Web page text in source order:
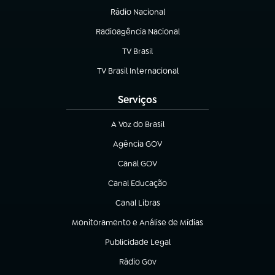
Rádio Nacional
Radioagência Nacional
(abre em nova aba)
TV Brasil
(abre em nova aba)
TV Brasil Internacional
(abre em nova aba)
Serviços
A Voz do Brasil
(abre em nova aba)
Agência GOV
(abre em nova aba)
Canal GOV
(abre em nova aba)
Canal Educação
(abre em nova aba)
Canal Libras
(abre em nova aba)
Monitoramento e Análise de Mídias
(abre em nova aba)
Publicidade Legal
(abre em nova aba)
Rádio Gov
(abre em nova aba)